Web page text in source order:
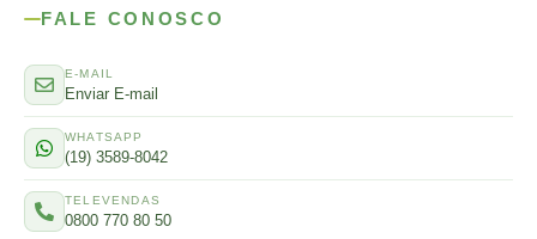
FALE CONOSCO
E-MAIL
Enviar E-mail
WHATSAPP
(19) 3589-8042
TELEVENDAS
0800 770 80 50